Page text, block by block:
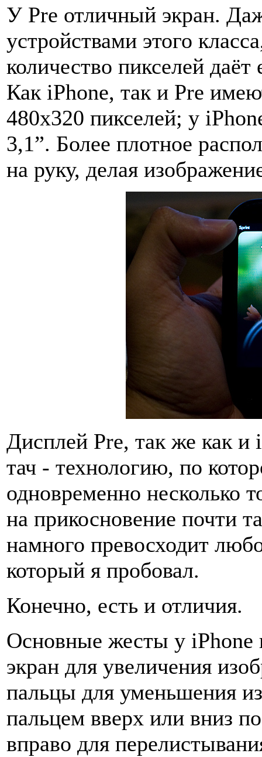
У Pre отличный экран.
устройствами этого
количество пикселей
Как iPhone, так и Pre
480x320 пикселей; у
3,1”. Более плотное
на руку, делая
Дисплей Pre, так же как и
тач - технологию, по
одновременно несколько
на прикосновение почти
намного превосходит
который я пробовал.
Конечно, есть и отличия.
Основные жесты у
экран для увеличения
пальцы для уменьшения
пальцем вверх или вниз
вправо для